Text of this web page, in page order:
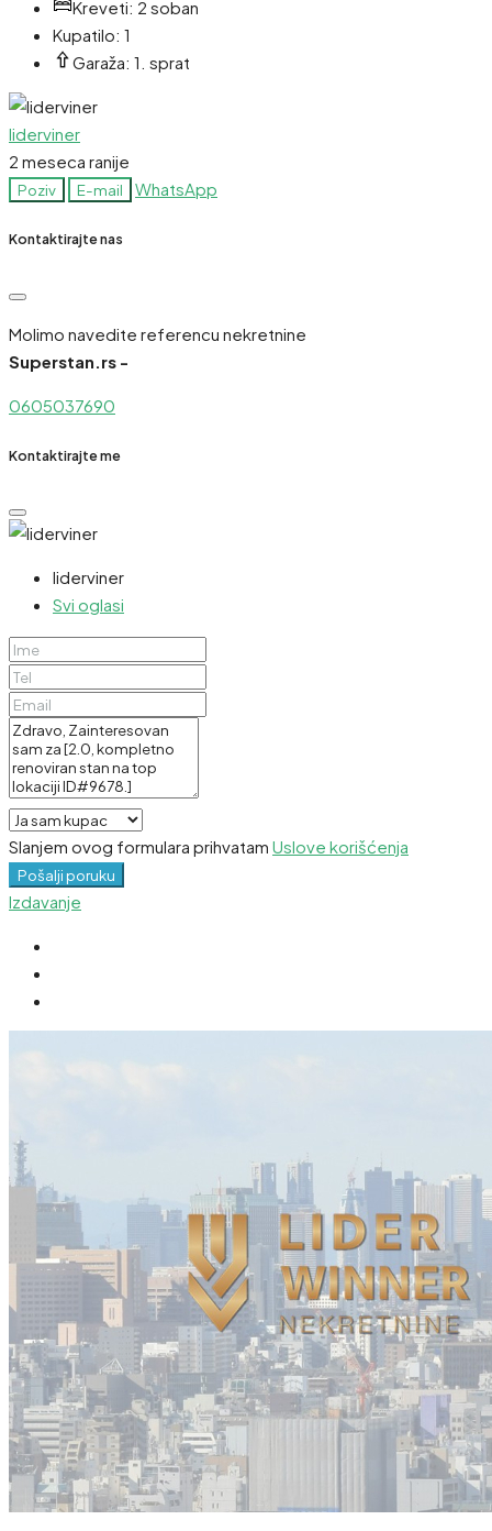
Kreveti: 2 soban
Kupatilo: 1
Garaža: 1. sprat
liderviner
2 meseca ranije
Poziv E-mail WhatsApp
Kontaktirajte nas
Molimo navedite referencu nekretnine
Superstan.rs -
0605037690
Kontaktirajte me
liderviner
Svi oglasi
Slanjem ovog formulara prihvatam Uslove korišćenja
Pošalji poruku
Izdavanje